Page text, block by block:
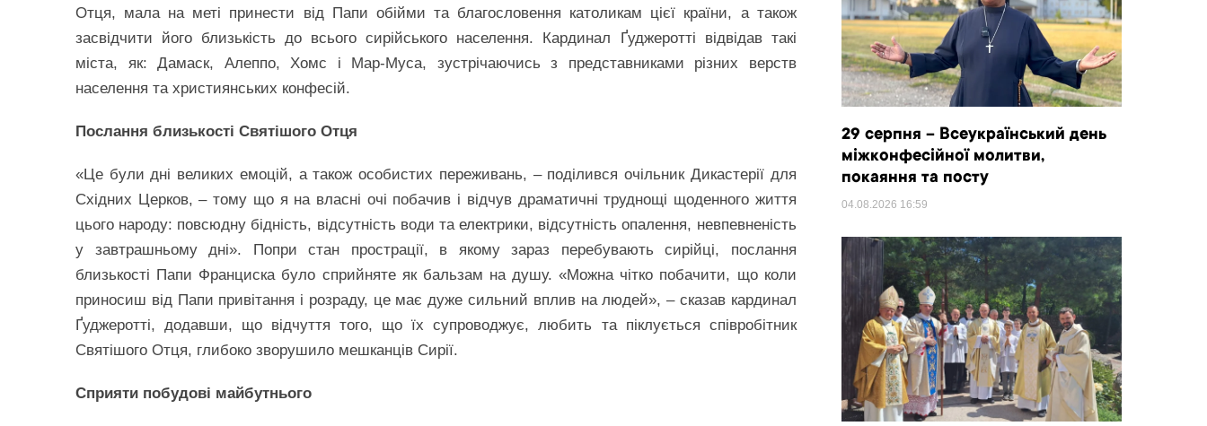
Отця, мала на меті принести від Папи обійми та благословення католикам цієї країни, а також
засвідчити його близькість до всього сирійського населення. Кардинал Ґуджеротті відвідав такі
міста, як: Дамаск, Алеппо, Хомс і Мар-Муса, зустрічаючись з представниками різних верств
населення та християнських конфесій.
Послання близькості Святішого Отця
«Це були дні великих емоцій, а також особистих переживань, – поділився очільник Дикастерії для
Східних Церков, – тому що я на власні очі побачив і відчув драматичні труднощі щоденного життя
цього народу: повсюдну бідність, відсутність води та електрики, відсутність опалення, невпевненість
у завтрашньому дні». Попри стан прострації, в якому зараз перебувають сирійці, послання
близькості Папи Франциска було сприйняте як бальзам на душу. «Можна чітко побачити, що коли
приносиш від Папи привітання і розраду, це має дуже сильний вплив на людей», – сказав кардинал
Ґуджеротті, додавши, що відчуття того, що їх супроводжує, любить та піклується співробітник
Святішого Отця, глибоко зворушило мешканців Сирії.
Сприяти побудові майбутнього
29 серпня – Всеукраїнський день
міжконфесійної молитви,
покаяння та посту
04.08.2026 16:59